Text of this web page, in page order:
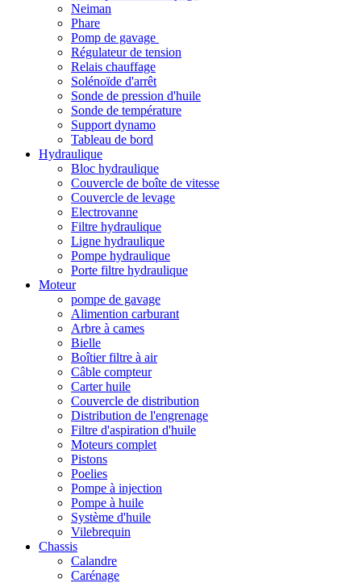
Neiman
Phare
Pomp de gavage
Régulateur de tension
Relais chauffage
Solénoïde d'arrêt
Sonde de pression d'huile
Sonde de température
Support dynamo
Tableau de bord
Hydraulique
Bloc hydraulique
Couvercle de boîte de vitesse
Couvercle de levage
Electrovanne
Filtre hydraulique
Ligne hydraulique
Pompe hydraulique
Porte filtre hydraulique
Moteur
pompe de gavage
Alimention carburant
Arbre à cames
Bielle
Boîtier filtre à air
Câble compteur
Carter huile
Couvercle de distribution
Distribution de l'engrenage
Filtre d'aspiration d'huile
Moteurs complet
Pistons
Poelies
Pompe à injection
Pompe à huile
Système d'huile
Vilebrequin
Chassis
Calandre
Carénage